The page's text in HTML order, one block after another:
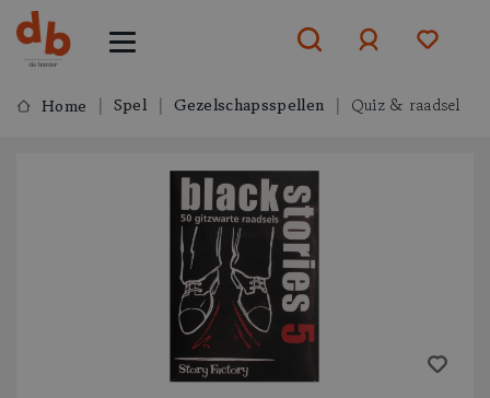
of aanmelden
Home Spel Gezelschapsspellen Quiz & raadsel